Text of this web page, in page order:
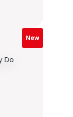
New